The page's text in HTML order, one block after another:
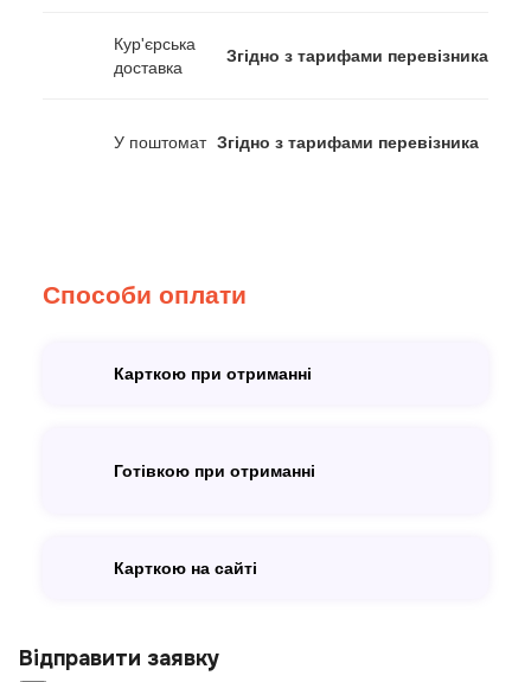
Кур'єрська
доставка
Згідно з тарифами перевізника
У поштомат Згідно з тарифами перевізника
Способи оплати
Карткою при отриманні
Готівкою при отриманні
Карткою на сайті
Відправити заявку